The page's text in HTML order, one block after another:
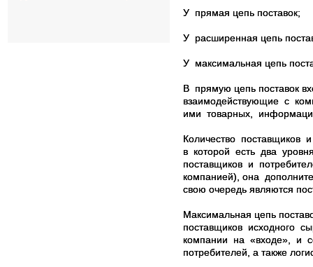
У прямая цепь поставок;
У расширенная цепь
У максимальная цепь
В прямую цепь поставок
взаимодействующие с
ими товарных,
Количество поставщиков
в которой есть два
поставщиков и
компанией), она
свою очередь являются
Максимальная цепь
поставщиков исходного
компании на «входе», и
потребителей, а также